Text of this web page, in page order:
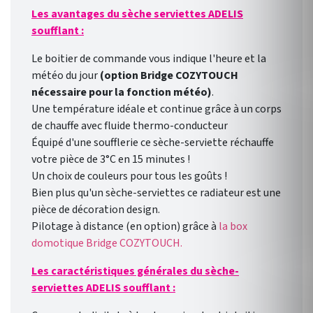
vos absences. Vous pourrez
chauffage. Avec l'assistant
Google Home vous pourrez
piloter vos appareils avec
votre voix.
Les avantages du sèche serviettes ADELIS
soufflant :
Le boitier de commande vous indique l'heure et la
météo du jour(option Bridge COZYTOUCH
nécessaire pour la fonction météo).
Une température idéale et continue grâce à un corps
de chauffe avec fluide thermo-conducteur
Équipé d'une soufflerie ce sèche-serviette réchauffe
votre pièce de 3°C en 15 minutes !
Un choix de couleurs pour tous les goûts !
Bien plus qu'un sèche-serviettes ce radiateur est une
pièce de décoration design.
Pilotage à distance (en option) grâce à la box
domotique Bridge COZYTOUCH.
Les caractéristiques générales du sèche-
serviettes ADELIS soufflant :